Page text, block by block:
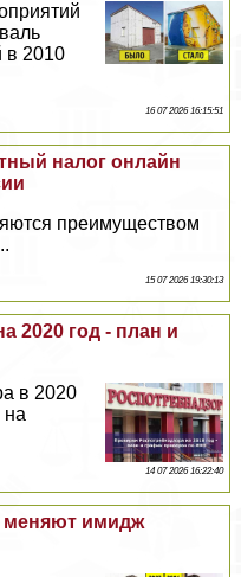
в 2010
16 07 2026 16:15:51
налог онлайн
преимуществом
15 07 2026 19:30:13
2020 год - план и
в 2020
14 07 2026 16:22:40
меняют имидж